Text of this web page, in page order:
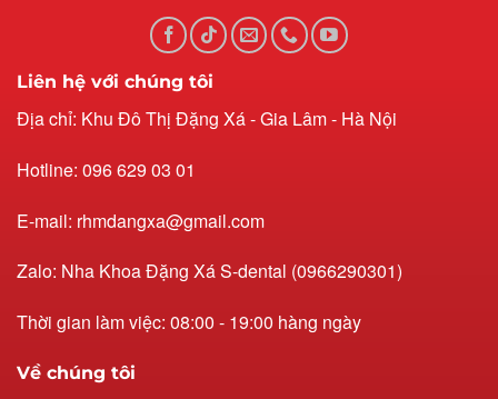
Liên hệ với chúng tôi
Địa chỉ: Khu Đô Thị Đặng Xá - Gia Lâm - Hà Nội
Hotline: 096 629 03 01
E-mail: rhmdangxa@gmail.com
Zalo: Nha Khoa Đặng Xá S-dental (0966290301)
Thời gian làm việc: 08:00 - 19:00 hàng ngày
Về chúng tôi